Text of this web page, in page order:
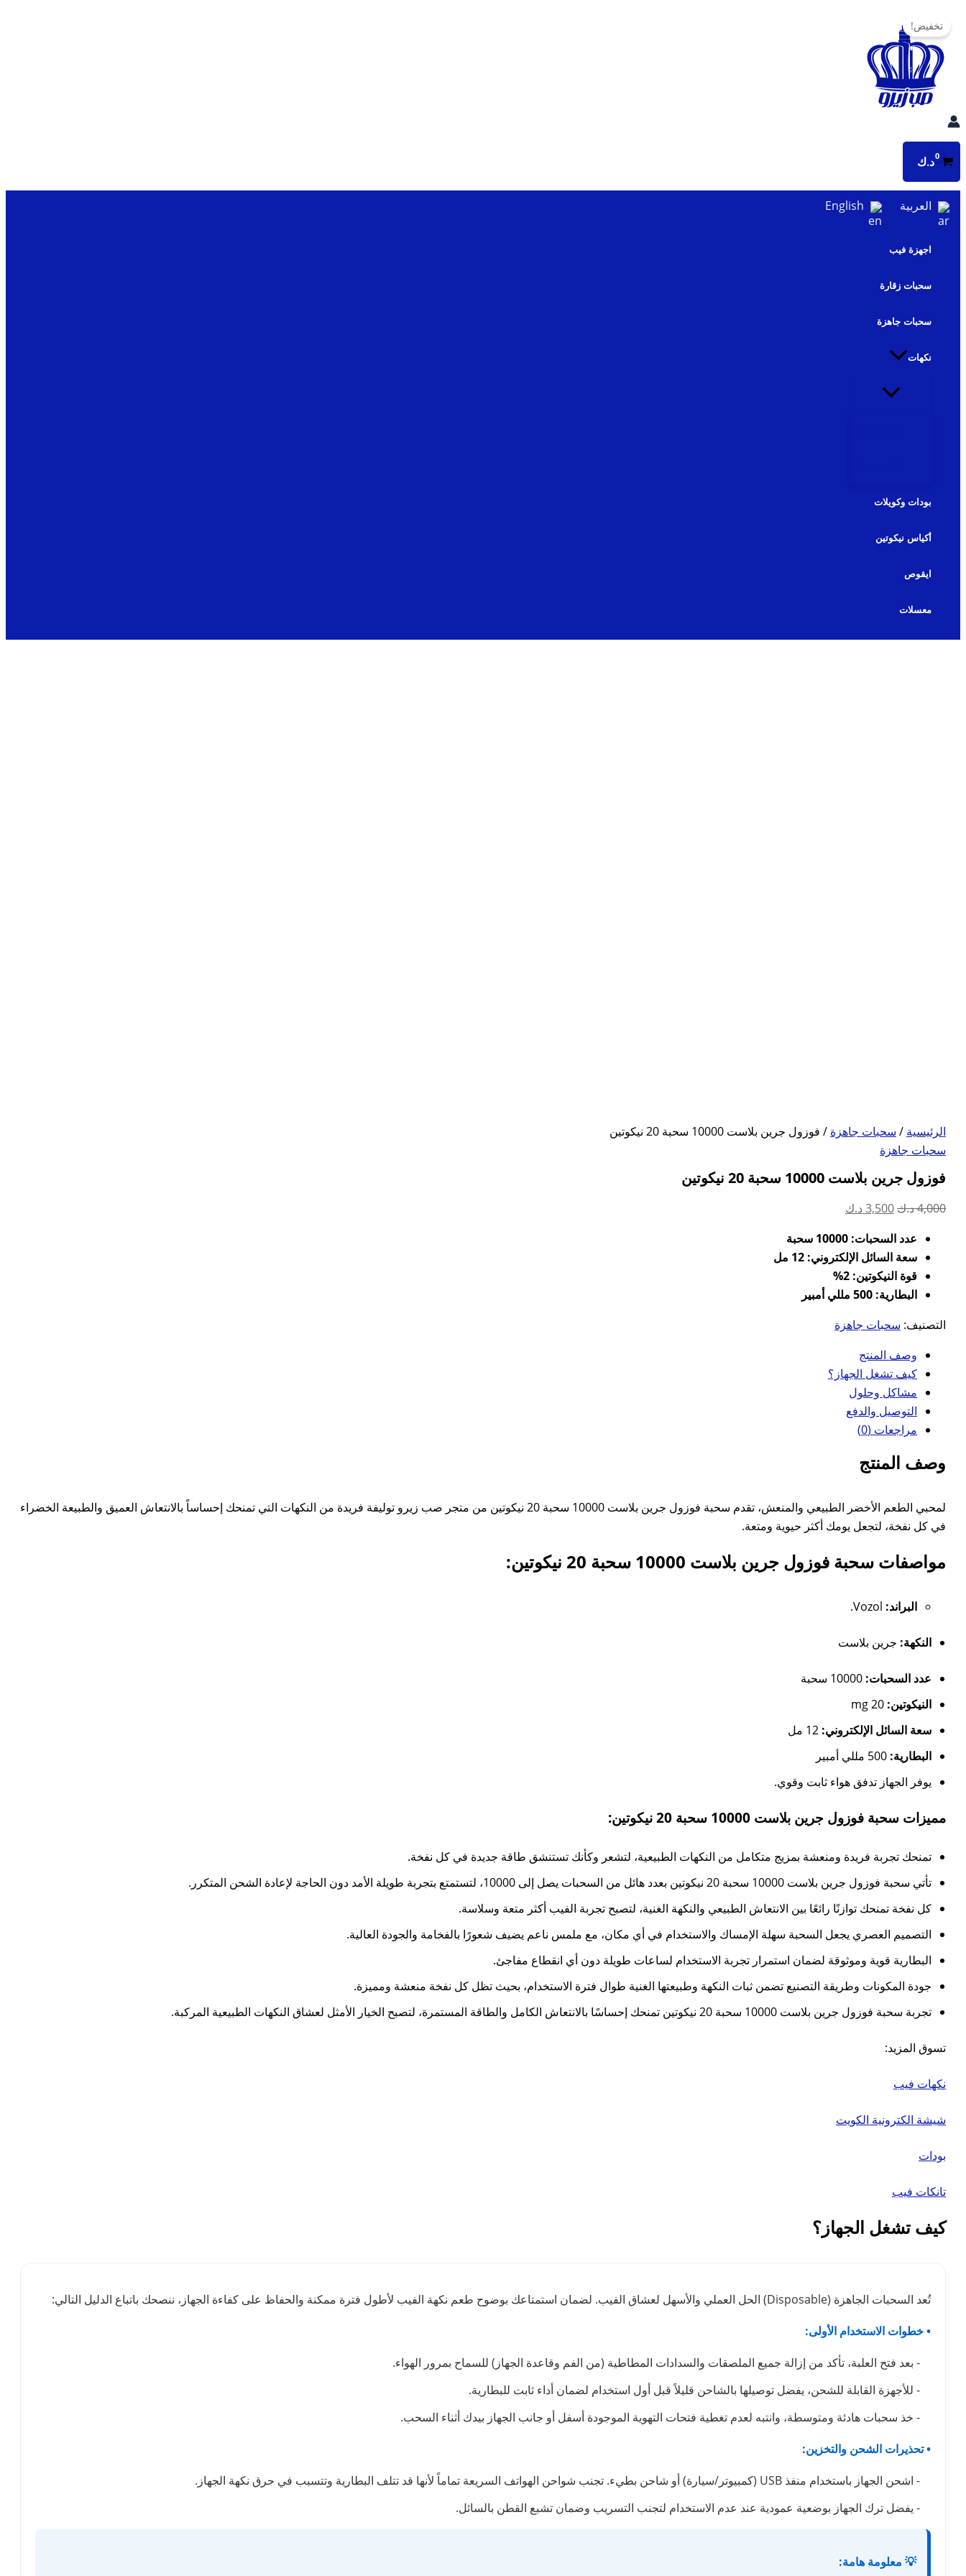
إلى
المحتوى
د.ك
العربية English
اجهزة فيب
سحبات زقارة
سحبات جاهزة
نكهات
بودات وكويلات
أكياس نيكوتين
ايقوص
معسلات
تخفيض!
الرئيسية / سحبات جاهزة / فوزول جرين بلاست 10000 سحبة 20 نيكوتين
سحبات جاهزة
فوزول جرين بلاست 10000 سحبة 20 نيكوتين
4,000د.كالسعر
هو:
4,000 د.ك.
3,500 د.ك
هو:
3,500 د.ك.
عدد السحبات: 10000 سحبة
سعة السائل الإلكتروني: 12 مل
قوة النيكوتين: 2%
البطارية: 500 مللي أمبير
التصنيف: سحبات جاهزة
وصف المنتج
كيف تشغل الجهاز؟
مشاكل وحلول
التوصيل والدفع
مراجعات (0)
وصف المنتج
لمحبي الطعم الأخضر الطبيعي والمنعش، تقدم سحبة فوزول جرين بلاست 10000 سحبة 20 نيكوتين من متجر صب زيرو توليفة فريدة من النكهات التي تمنحك إحساساً بالانتعاش العميق والطبيعة الخضراء
في كل نفخة، لتجعل يومك أكثر حيوية ومتعة.
مواصفات سحبة فوزول جرين بلاست 10000 سحبة 20 نيكوتين:
البراند: Vozol.
النكهة: جرين بلاست
عدد السحبات:
النيكوتين:
سعة السائل الإلكتروني: 12 مل
البطارية:
يوفر الجهاز تدفق هواء ثابت وقوي.
مميزات سحبة فوزول جرين بلاست 10000 سحبة 20 نيكوتين:
تمنحك تجربة فريدة ومنعشة بمزيج متكامل من النكهات الطبيعية، لتشعر وكأنك تستنشق طاقة جديدة في كل نفخة.
تأتي سحبة فوزول جرين بلاست 10000 سحبة 20 نيكوتين بعدد هائل من السحبات يصل إلى 10000، لتستمتع بتجربة طويلة الأمد دون الحاجة لإعادة الشحن المتكرر.
كل نفخة تمنحك توازنًا رائعًا بين الانتعاش الطبيعي والنكهة الغنية، لتصبح تجربة الفيب أكثر متعة وسلاسة.
التصميم العصري يجعل السحبة سهلة الإمساك والاستخدام في أي مكان، مع ملمس ناعم يضيف شعورًا بالفخامة والجودة العالية.
البطارية قوية وموثوقة لضمان استمرار تجربة الاستخدام لساعات طويلة دون أي انقطاع مفاجئ.
جودة المكونات وطريقة التصنيع تضمن ثبات النكهة وطبيعتها الغنية طوال فترة الاستخدام، بحيث تظل كل نفخة منعشة ومميزة.
تجربة سحبة فوزول جرين بلاست 10000 سحبة 20 نيكوتين تمنحك إحساسًا بالانتعاش الكامل والطاقة المستمرة، لتصبح الخيار الأمثل لعشاق النكهات الطبيعية المركبة.
تسوق المزيد:
نكهات فيب
شيشة الكترونية الكويت
بودات
تانكات فيب
كيف تشغل الجهاز؟
تُعد السحبات الجاهزة (Disposable) الحل العملي والأسهل لعشاق الفيب. لضمان استمتاعك بوضوح طعم نكهة الفيب لأطول فترة ممكنة والحفاظ على كفاءة الجهاز، ننصحك باتباع الدليل التالي:
• خطوات الاستخدام الأولى:
- بعد فتح العلبة، تأكد من إزالة جميع الملصقات والسدادات المطاطية (من الفم وقاعدة الجهاز) للسماح بمرور الهواء.
- للأجهزة القابلة للشحن، يفضل توصيلها بالشاحن قليلاً قبل أول استخدام لضمان أداء ثابت للبطارية.
- خذ سحبات هادئة ومتوسطة، وانتبه لعدم تغطية فتحات التهوية الموجودة أسفل أو جانب الجهاز بيدك أثناء السحب.
• تحذيرات الشحن والتخزين:
- اشحن الجهاز باستخدام منفذ USB (كمبيوتر/سيارة) أو شاحن بطيء. تجنب شواحن الهواتف السريعة تماماً لأنها قد تتلف البطارية وتتسبب في حرق نكهة الجهاز.
- يفضل ترك الجهاز بوضعية عمودية عند عدم الاستخدام لتجنب التسريب وضمان تشبع القطن بالسائل.
💡 معلومة هامة: